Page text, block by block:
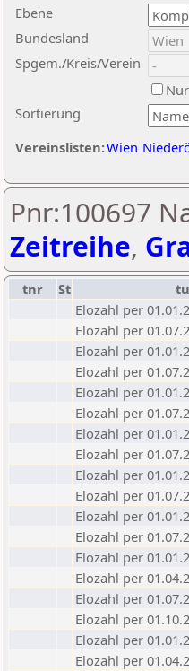
Ebene
Sortierung
Bundesland
Spgem./Kreis/Verein
Vereinslisten:Wien
Pnr:100697
Zeitreihe,
tnr St
Elozahl per
Elozahl per
Elozahl per
Elozahl per
Elozahl per
Elozahl per
Elozahl per
Elozahl per
Elozahl per
Elozahl per
Elozahl per
Elozahl per
Elozahl per
Elozahl per
Elozahl per
Elozahl per
Elozahl per
Elozahl per